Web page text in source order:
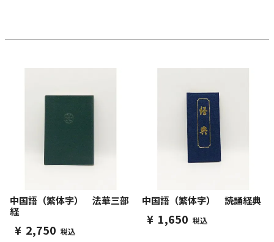
中国語（繁体字） 法華三部
経
¥ 2,750 税込
中国語（繁体字） 読誦経典
¥ 1,650 税込